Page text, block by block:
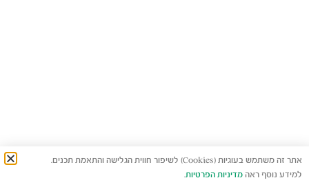
אתר זה משתמש בעוגיות (Cookies) לשיפור חווית הגלישה והתאמת תכנים.
למידע נוסף ראה מדיניות הפרטיות.